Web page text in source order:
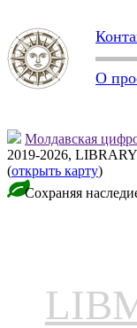
О
Молдавская
2019-2026,
(открыть карту)
Сохраняя